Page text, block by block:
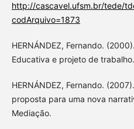
http://cascavel.ufsm.br/tede/
codArquivo=1873
HERNÁNDEZ, Fernando.
Educativa e projeto de
HERNÁNDEZ, Fernando.
proposta para uma nova
Mediação.